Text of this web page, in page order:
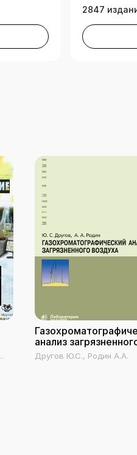
2847
анализ
воздуха
Другов Ю.С., Родин А.А.